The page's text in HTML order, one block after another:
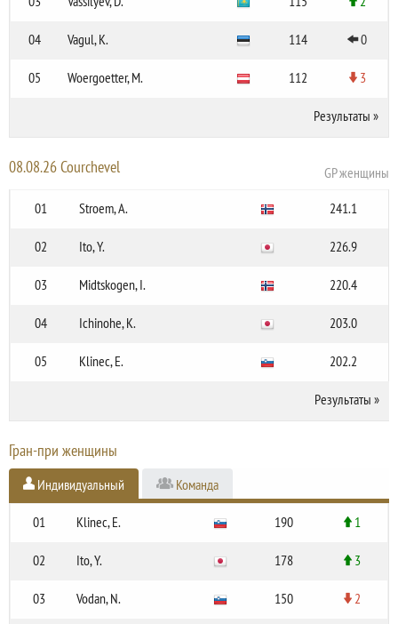
04 Vagul, K. 114 0
05 Woergoetter, M. 112 3
Результаты »
08.08.26 Courchevel
GP женщины
01
Stroem, A. 241.1
02 Ito, Y. 226.9
03 Midtskogen, I. 220.4
04 Ichinohe, K. 203.0
05 Klinec, E. 202.2
Результаты »
Гран-при женщины
Индивидуальный Команда
01 Klinec, E. 190 1
02 Ito, Y. 178 3
03 Vodan, N. 150 2